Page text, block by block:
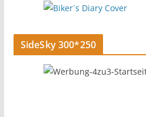
SideSky 300*250